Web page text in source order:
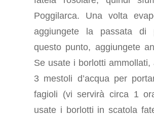
Poggilarca. Una volta
aggiungete la passata di
questo punto, aggiungete
Se usate i borlotti ammollati,
3 mestoli d’acqua per
fagioli (vi servirà circa 1
usate i borlotti in scatola